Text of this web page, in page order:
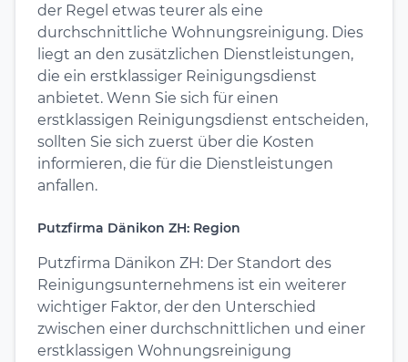
der Regel etwas teurer als eine
durchschnittliche Wohnungsreinigung. Dies
liegt an den zusätzlichen Dienstleistungen,
die ein erstklassiger Reinigungsdienst
anbietet. Wenn Sie sich für einen
erstklassigen Reinigungsdienst entscheiden,
sollten Sie sich zuerst über die Kosten
informieren, die für die Dienstleistungen
anfallen.
Putzfirma Dänikon ZH: Region
Putzfirma Dänikon ZH: Der Standort des
Reinigungsunternehmens ist ein weiterer
wichtiger Faktor, der den Unterschied
zwischen einer durchschnittlichen und einer
erstklassigen Wohnungsreinigung